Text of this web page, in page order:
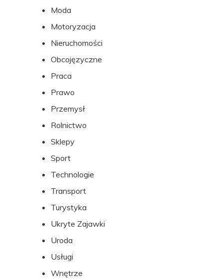
Moda
Motoryzacja
Nieruchomości
Obcojęzyczne
Praca
Prawo
Przemysł
Rolnictwo
Sklepy
Sport
Technologie
Transport
Turystyka
Ukryte Zajawki
Uroda
Usługi
Wnętrze